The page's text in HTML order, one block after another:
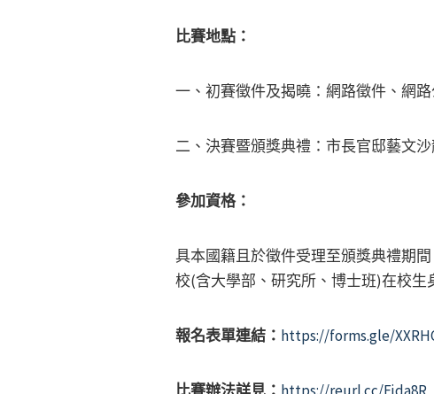
比賽地點：
一、初賽徵件及揭曉：網路徵件、網路
二、決賽暨頒獎典禮：市長官邸藝文
參加資格：
具本國籍且於徵件受理至頒獎典禮期
校(含大學部、研究所、博士班)在校生
報名表單連結： https://forms.gle/
比賽辦法詳見： https://reurl.cc/Ejda8R